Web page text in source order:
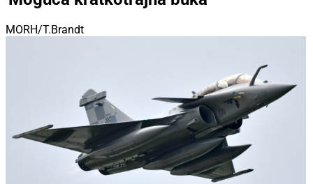
MORH/T.Brandt